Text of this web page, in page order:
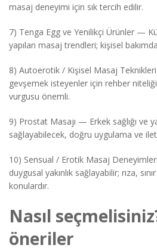
masaj deneyimi için sık tercih edilir.
7) Tenga Egg ve Yenilikçi Ürünler —
yapılan masaj trendleri; kişisel
8) Autoerotik / Kişisel Masaj
gevşemek isteyenler için rehber
vurgusu önemli.
9) Prostat Masajı — Erkek sağlığı ve
sağlayabilecek, doğru uygulama ve
10) Sensual / Erotik Masaj
duygusal yakınlık sağlayabilir; rıza,
konulardır.
Nasıl
öneriler